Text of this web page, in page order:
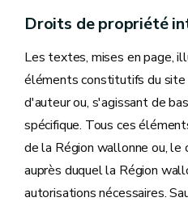
Droits de propriété
Les textes, mises en page,
éléments constitutifs du
d'auteur ou, s'agissant de
spécifique. Tous ces
de la Région wallonne ou, le
auprès duquel la Région
autorisations nécessaires.